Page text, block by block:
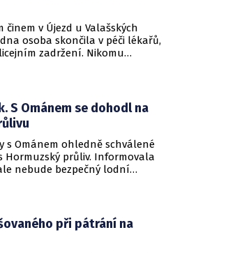
činem v Újezd u Valašských
osoba skončila v péči lékařů,
zadržení. Nikomu
S Ománem se dohodl na
s Ománem ohledně schválené
Hormuzský průliv. Informovala
nebude bezpečný lodní
při pátrání na